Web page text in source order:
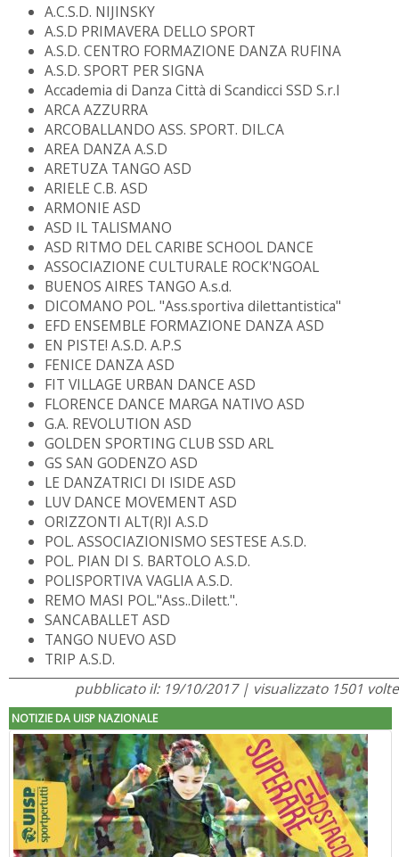
A.C.S.D. NIJINSKY
A.S.D PRIMAVERA DELLO SPORT
A.S.D. CENTRO FORMAZIONE DANZA RUFINA
A.S.D. SPORT PER SIGNA
Accademia di Danza Città di Scandicci SSD S.r.l
ARCA AZZURRA
ARCOBALLANDO ASS. SPORT. DIL.CA
AREA DANZA A.S.D
ARETUZA TANGO ASD
ARIELE C.B. ASD
ARMONIE ASD
ASD IL TALISMANO
ASD RITMO DEL CARIBE SCHOOL DANCE
ASSOCIAZIONE CULTURALE ROCK'NGOAL
BUENOS AIRES TANGO A.s.d.
DICOMANO POL. "Ass.sportiva dilettantistica"
EFD ENSEMBLE FORMAZIONE DANZA ASD
EN PISTE! A.S.D. A.P.S
FENICE DANZA ASD
FIT VILLAGE URBAN DANCE ASD
FLORENCE DANCE MARGA NATIVO ASD
G.A. REVOLUTION ASD
GOLDEN SPORTING CLUB SSD ARL
GS SAN GODENZO ASD
LE DANZATRICI DI ISIDE ASD
LUV DANCE MOVEMENT ASD
ORIZZONTI ALT(R)I A.S.D
POL. ASSOCIAZIONISMO SESTESE A.S.D.
POL. PIAN DI S. BARTOLO A.S.D.
POLISPORTIVA VAGLIA A.S.D.
REMO MASI POL."Ass..Dilett.".
SANCABALLET ASD
TANGO NUEVO ASD
TRIP A.S.D.
pubblicato il: 19/10/2017 | visualizzato 1501 volte
NOTIZIE DA UISP NAZIONALE